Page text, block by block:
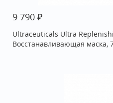
9 790 ₽
Ultraceuticals Ultra
Восстанавливающая маска,